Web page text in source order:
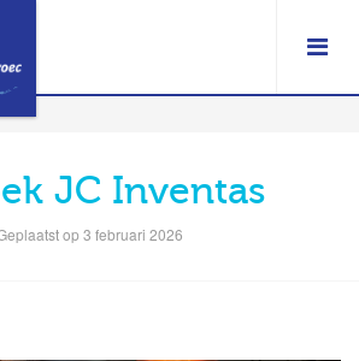
JC Inventas
op 3 februari 2026